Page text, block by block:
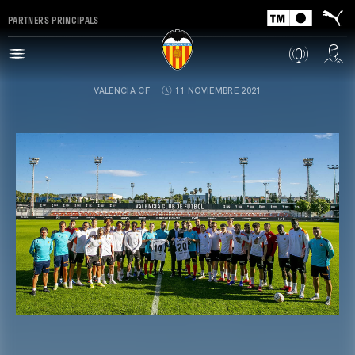
PARTNERS PRINCIPALS
VALENCIA CF 11 NOVIEMBRE 2021